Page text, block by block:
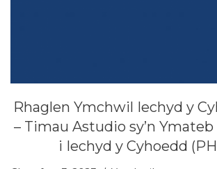
Rhaglen Ymchwil Iechyd y
– Timau Astudio sy’n
i Iechyd y Cyhoedd